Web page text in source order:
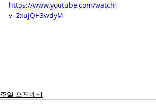
https://www.youtube.com/watch?
v=ZxujQH3wdyM
주일 오전예배